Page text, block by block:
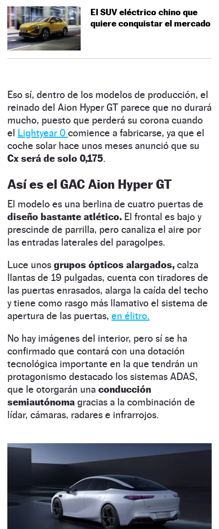
El SUV eléctrico chino que
quiere conquistar el mercado
Eso sí, dentro de los modelos de producción, el
reinado del Aion Hyper GT parece que no durará
mucho, puesto que perderá su corona cuando
el Lightyear 0 comience a fabricarse, ya que el
coche solar hace unos meses anunció que su
Cx será de solo 0,175.
Así es el GAC Aion Hyper GT
El modelo es una berlina de cuatro puertas de
diseño bastante atlético. El frontal es bajo y
prescinde de parrilla, pero canaliza el aire por
las entradas laterales del paragolpes.
Luce unos grupos ópticos alargados, calza
llantas de 19 pulgadas, cuenta con tiradores de
las puertas enrasados, alarga la caída del techo
y tiene como rasgo más llamativo el sistema de
apertura de las puertas, en élitro.
No hay imágenes del interior, pero sí se ha
confirmado que contará con una dotación
tecnológica importante en la que tendrán un
protagonismo destacado los sistemas ADAS,
que le otorgarán una conducción
semiautónoma gracias a la combinación de
lídar, cámaras, radares e infrarrojos.